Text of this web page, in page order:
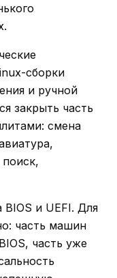
сборки
и ручной
закрыть часть
смена
и UEFI. Для
часть машин
часть уже